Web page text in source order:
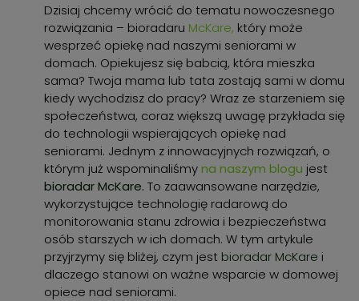
Dzisiaj chcemy wrócić do tematu nowoczesnego
rozwiązania – bioradaru McKare, który może
wesprzeć opiekę nad naszymi seniorami w
domach. Opiekujesz się babcią, która mieszka
sama? Twoja mama lub tata zostają sami w domu
kiedy wychodzisz do pracy? Wraz ze starzeniem się
społeczeństwa, coraz większą uwagę przykłada się
do technologii wspierających opiekę nad
seniorami. Jednym z innowacyjnych rozwiązań, o
którym już wspominaliśmyna naszym blogu jest
bioradar McKare. To zaawansowane narzędzie,
wykorzystujące technologię radarową do
monitorowania stanu zdrowia i bezpieczeństwa
osób starszych w ich domach. W tym artykule
przyjrzymy się bliżej, czym jest bioradar McKare i
dlaczego stanowi on ważne wsparcie w domowej
opiece nad seniorami.